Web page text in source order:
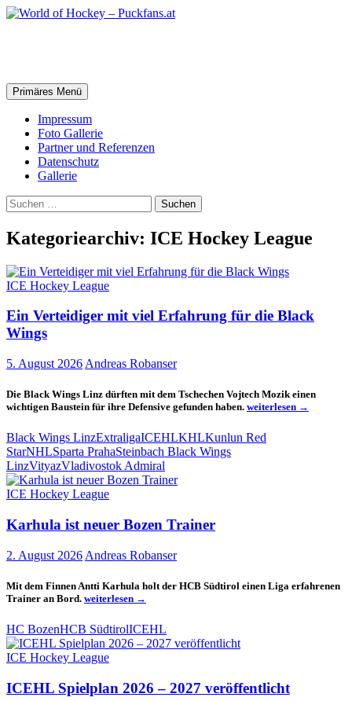
Zum
Suchen
Primäres Menü
Impressum
Foto Gallerie
Partner und Referenzen
Datenschutz
Gallerie
Suchen
nach:
Kategoriearchiv: ICE Hockey League
ICE Hockey League
Ein Verteidiger mit viel Erfahrung für die Black
Wings
5. August 2026 Andreas Robanser
Die Black Wings Linz dürften mit dem Tschechen Vojtech Mozik einen
wichtigen Baustein für ihre Defensive gefunden haben. Ein
mit
viel
weiterlesen →
Black Wings LinzExtraligaICEHLKHLKunlun Red
StarNHLSparta PrahaSteinbach Black Wings
LinzVityazVladivostok Admiral
ICE Hockey League
Karhula ist neuer Bozen Trainer
2. August 2026 Andreas Robanser
Mit dem Finnen Antti Karhula holt der HCB Südtirol einen Liga erfahrenen
Trainer an Bord. Karhula
neuer
Bozen
Trainer
weiterlesen →
HC BozenHCB SüdtirolICEHL
ICE Hockey League
ICEHL Spielplan 2026 – 2027 veröffentlicht